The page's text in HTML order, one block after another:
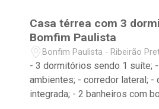
Casa térrea com 3
Bomfim Paulista
Bonfim Paulista - Ribeirão
- 3 dormitórios sendo 1 suíte;
ambientes; - corredor lateral; -
integrada; - 2 banheiros com